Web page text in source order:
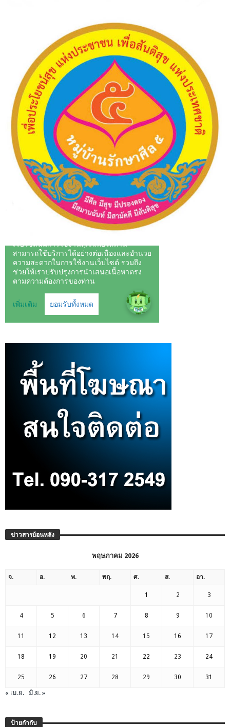
ข่าวสารย้อนหลัง
พฤษภาคม 2026
จ. อ. พ. พฤ. ศ. ส. อา.
1 2 3
4 5 6 7 8 9 10
11 12 13 14 15 16 17
18 19 20 21 22 23 24
25 26 27 28 29 30 31
« เม.ย. มิ.ย. »
ป้ายกำกับ